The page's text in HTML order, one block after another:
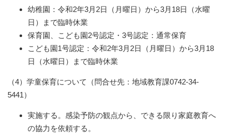
幼稚園：令和2年3月2日（月曜日）から3月18日（水曜
日）まで臨時休業
保育園、こども園2号認定・3号認定：通常保育
こども園1号認定：令和2年3月2日（月曜日）から3月18
日（水曜日）まで臨時休業
（4）学童保育について（問合せ先：地域教育課0742-34-
5441）
実施する。感染予防の観点から、できる限り家庭教育へ
の協力を依頼する。